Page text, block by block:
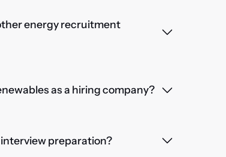
energy recruitment
as a hiring company?
preparation?